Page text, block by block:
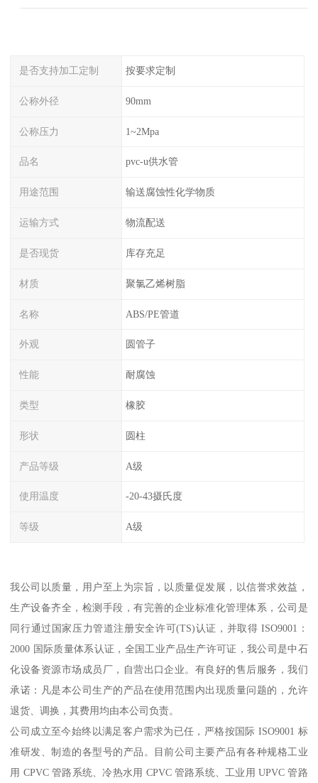
是否支持加工定制 按要求定制
公称外径 90mm
公称压力 1~2Mpa
品名 pvc-u供水管
用途范围 输送腐蚀性化学物质
运输方式 物流配送
是否现货 库存充足
材质 聚氯乙烯树脂
名称 ABS/PE管道
外观 圆管子
性能 耐腐蚀
类型 橡胶
形状 圆柱
产品等级 A级
使用温度 -20-43摄氏度
等级 A级
我公司以质量，用户至上为宗旨，以质量促发展，以信誉求效益，
生产设备齐全，检测手段，有完善的企业标准化管理体系，公司是
同行通过国家压力管道注册安全许可(TS)认证，并取得 ISO9001：
2000 国际质量体系认证，全国工业产品生产许可证，我公司是中石
化设备资源市场成员厂，自营出口企业。有良好的售后服务，我们
承诺：凡是本公司生产的产品在使用范围内出现质量问题的，允许
退货、调换，其费用均由本公司负责。
公司成立至今始终以满足客户需求为已任，严格按国际 ISO9001 标
准研发、制造的各型号的产品。目前公司主要产品有各种规格工业
用 CPVC 管路系统、冷热水用 CPVC 管路系统、工业用 UPVC 管路